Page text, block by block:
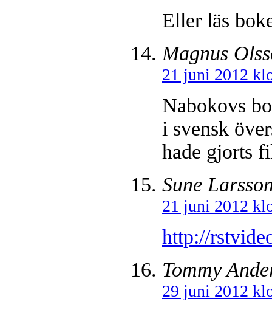
Eller läs
Magnus
21 juni 2012
Nabokovs
i svensk
hade gjorts
Sune
21 juni 2012
http://
Tommy
29 juni 2012